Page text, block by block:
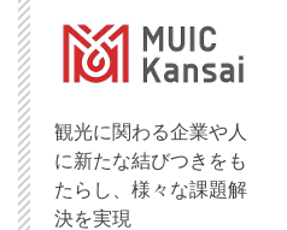
観光に関わる企業や人
に新たな結びつきをも
たらし、様々な課題解
決を実現